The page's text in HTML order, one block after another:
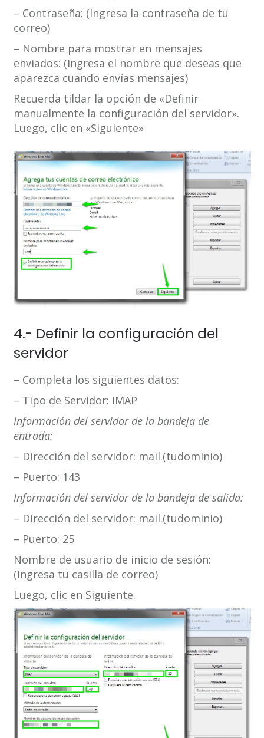
– Contraseña: (Ingresa la contraseña de tu
correo)
– Nombre para mostrar en mensajes
enviados: (Ingresa el nombre que deseas que
aparezca cuando envías mensajes)
Recuerda tildar la opción de «Definir
manualmente la configuración del servidor».
Luego, clic en «Siguiente»
4.- Definir la configuración del
servidor
– Completa los siguientes datos:
– Tipo de Servidor: IMAP
Información del servidor de la bandeja de
entrada:
– Dirección del servidor: mail.(tudominio)
– Puerto: 143
Información del servidor de la bandeja de salida:
– Dirección del servidor: mail.(tudominio)
– Puerto: 25
Nombre de usuario de inicio de sesión:
(Ingresa tu casilla de correo)
Luego, clic en Siguiente.